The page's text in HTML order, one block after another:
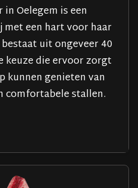
in Oelegem is een
een hart voor haar
uit ongeveer 40
keuze die ervoor zorgt
kunnen genieten van
comfortabele stallen.